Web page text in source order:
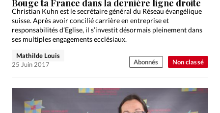
Non classé
Bouge ta France dans la dernière ligne droite
Christian Kuhn est le secrétaire général du Réseau évangélique
suisse. Après avoir concilié carrière en entreprise et
responsabilités d’Eglise, il s’investit désormais pleinement dans
ses multiples engagements ecclésiaux.
Mathilde Louis
25 Juin 2017
Abonnés